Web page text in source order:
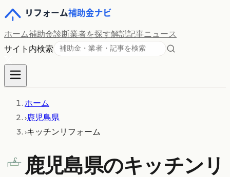
ホーム補助金診断業者を探す解説記事ニュース
サイト内検索
ホーム
›鹿児島県
›キッチンリフォーム
鹿児島県のキッチンリ